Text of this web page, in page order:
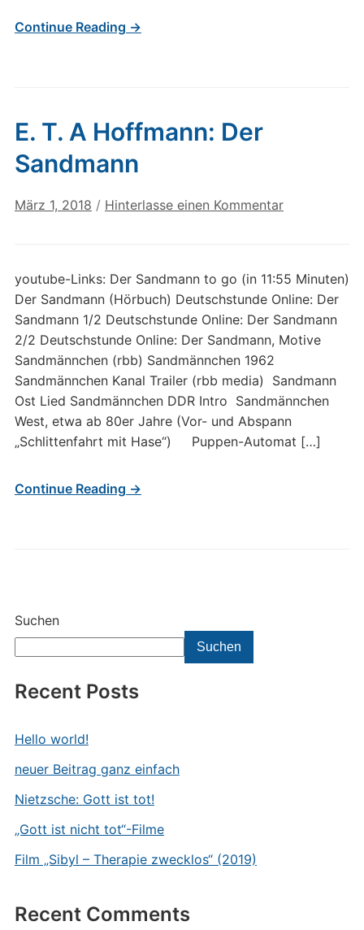
Suchen
Suchen
Recent Posts
Hello world!
neuer Beitrag ganz einfach
Nietzsche: Gott ist tot!
„Gott ist nicht tot“-Filme
Film „Sibyl – Therapie zwecklos“ (2019)
Recent Comments
Continue Reading →
E. T. A Hoffmann: Der
Sandmann
März 1, 2018 / Hinterlasse einen Kommentar
youtube-Links: Der Sandmann to go (in 11:55 Minuten)
Der Sandmann (Hörbuch) Deutschstunde Online: Der
Sandmann 1/2 Deutschstunde Online: Der Sandmann
2/2 Deutschstunde Online: Der Sandmann, Motive
Sandmännchen (rbb) Sandmännchen 1962
Sandmännchen Kanal Trailer (rbb media) Sandmann
Ost Lied Sandmännchen DDR Intro Sandmännchen
West, etwa ab 80er Jahre (Vor- und Abspann
„Schlittenfahrt mit Hase“) Puppen-Automat […]
Continue Reading →